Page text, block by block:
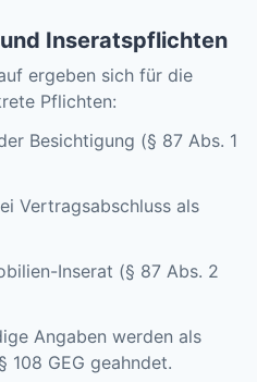
Inseratspflichten
ergeben sich für die
Pflichten:
Besichtigung (§ 87 Abs. 1
Vertragsabschluss als
Inserat (§ 87 Abs. 2
Angaben werden als
108 GEG geahndet.